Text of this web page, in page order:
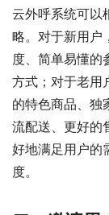
云外呼系统可以
略。对于新用户
度、简单易懂的
方式；对于老用
的特色商品、独
流配送、更好的
好地满足用户的
度。